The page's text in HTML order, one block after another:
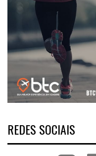
REDES SOCIAIS